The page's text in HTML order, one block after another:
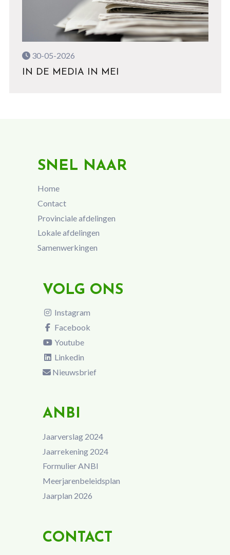
30-05-2026
IN DE MEDIA IN MEI
SNEL NAAR
Home
Contact
Provinciale afdelingen
Lokale afdelingen
Samenwerkingen
VOLG ONS
Instagram
Facebook
Youtube
Linkedin
Nieuwsbrief
ANBI
Jaarverslag 2024
Jaarrekening 2024
Formulier ANBI
Meerjarenbeleidsplan
Jaarplan 2026
CONTACT